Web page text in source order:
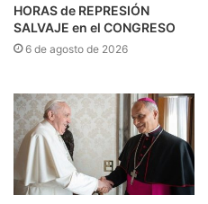
HORAS de REPRESIÓN
SALVAJE en el CONGRESO
6 de agosto de 2026